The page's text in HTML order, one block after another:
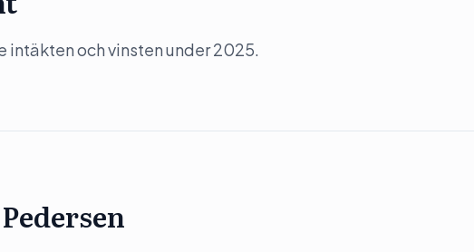
intäkten och vinsten under 2025.